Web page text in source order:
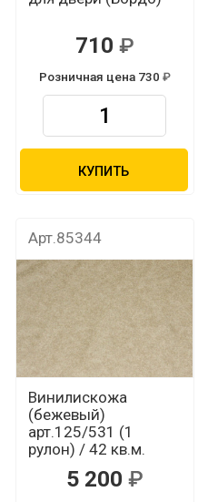
710
Розничная цена 730
КУПИТЬ
Арт.85344
Винилискожа
(бежевый)
арт.125/531 (1
рулон) / 42 кв.м.
5 200